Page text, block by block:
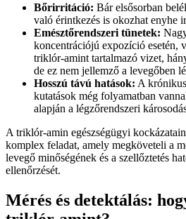
Bőrirritáció: Bár elsősorban
való érintkezés is okozhat enyhe
Emésztőrendszeri tünetek:
koncentrációjú expozíció esetén,
triklór-amint tartalmazó vizet,
de ez nem jellemző a levegőben
Hosszú távú hatások: A
kutatások még folyamatban
alapján a légzőrendszeri
A triklór-amin egészségügyi
komplex feladat, amely megköveteli a
levegő minőségének és a szellőztetés
ellenőrzését.
Mérés és detektálás: